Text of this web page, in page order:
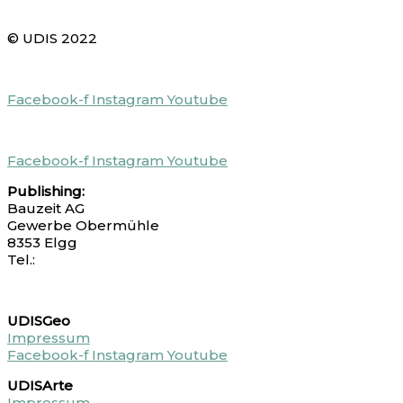
© UDIS 2022
Facebook-f Instagram Youtube
Facebook-f Instagram Youtube
Publishing:
Bauzeit AG
Gewerbe Obermühle
8353 Elgg
Tel.:
UDISGeo
Impressum
Facebook-f Instagram Youtube
UDISArte